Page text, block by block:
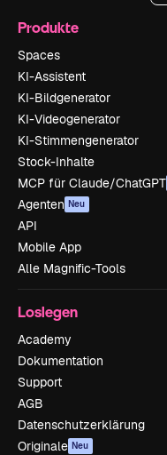
Produkte
Spaces
KI-Assistent
KI-Bildgenerator
KI-Videogenerator
KI-Stimmengenerator
Stock-Inhalte
MCP für Claude/ChatGPT
Agenten Neu
API
Mobile App
Alle Magnific-Tools
Loslegen
Academy
Dokumentation
Support
AGB
Datenschutzerklärung
Originale Neu